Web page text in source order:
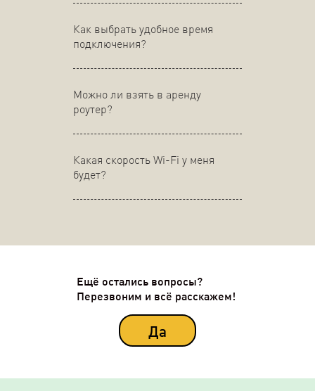
Как выбрать удобное время
подключения?
Можно ли взять в аренду
роутер?
Какая скорость Wi-Fi у меня
будет?
Ещё остались вопросы?
Перезвоним и всё расскажем!
Да